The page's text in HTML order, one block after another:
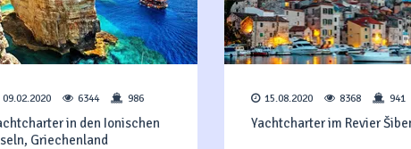
09.02.2020 6344 986
in den Ionischen
Griechenland
15.08.2020 8368 941
Yachtcharter im Revier